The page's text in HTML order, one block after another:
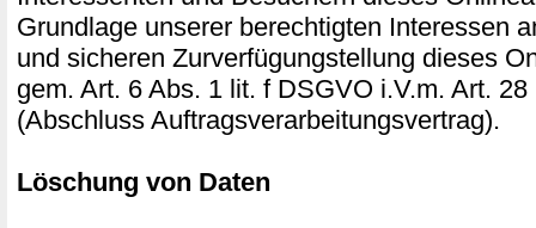
Grundlage unserer berechtigten Interessen
und sicheren Zurverfügungstellung dieses
gem. Art. 6 Abs. 1 lit. f DSGVO i.V.m. Art.
(Abschluss Auftragsverarbeitungsvertrag).
Löschung von Daten